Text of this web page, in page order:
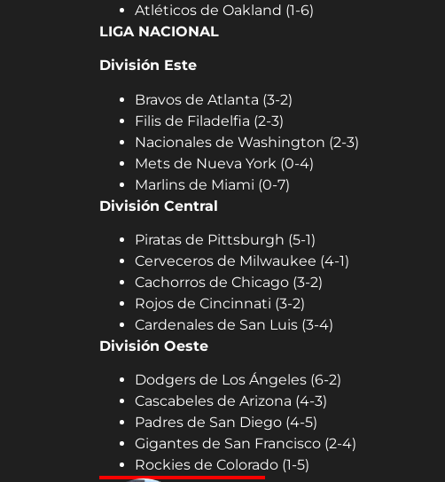
Atléticos de Oakland (1-6)
LIGA NACIONAL
División Este
Bravos de Atlanta (3-2)
Filis de Filadelfia (2-3)
Nacionales de Washington (2-3)
Mets de Nueva York (0-4)
Marlins de Miami (0-7)
División Central
Piratas de Pittsburgh (5-1)
Cerveceros de Milwaukee (4-1)
Cachorros de Chicago (3-2)
Rojos de Cincinnati (3-2)
Cardenales de San Luis (3-4)
División Oeste
Dodgers de Los Ángeles (6-2)
Cascabeles de Arizona (4-3)
Padres de San Diego (4-5)
Gigantes de San Francisco (2-4)
Rockies de Colorado (1-5)